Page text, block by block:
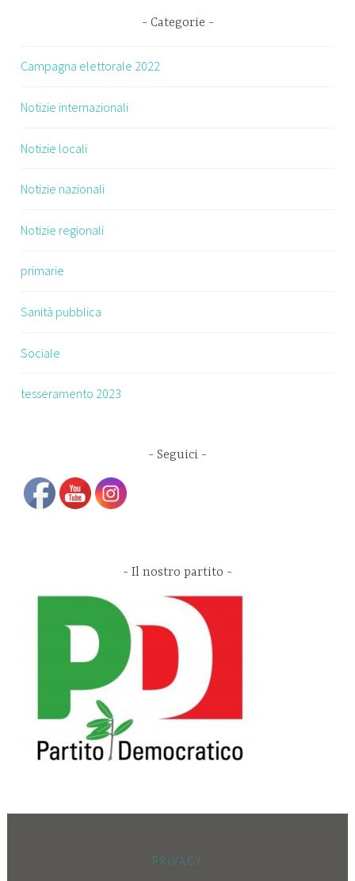
Categorie
Campagna elettorale 2022
Notizie internazionali
Notizie locali
Notizie nazionali
Notizie regionali
primarie
Sanità pubblica
Sociale
tesseramento 2023
Seguici
Il nostro partito
PRIVACY